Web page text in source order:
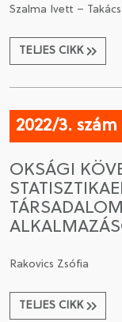
Szalma Ivett –
TELJES CIKK
2022/3. szám
OKSÁGI
Rakovics Zsófia
TELJES CIKK